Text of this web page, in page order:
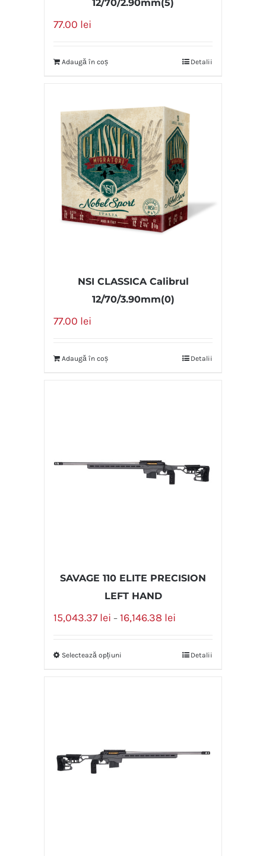
12/70/2.90mm(5)
77.00 lei
Adaugă în coș Detalii
NSI CLASSICA Calibrul
12/70/3.90mm(0)
77.00 lei
Adaugă în coș Detalii
SAVAGE 110 ELITE PRECISION
LEFT HAND
15,043.37lei – 16,146.38 lei
Selectează opțiuni Detalii